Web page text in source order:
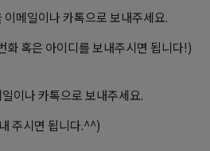
메일이나 카톡으로 보내주세요.
혹은 아이디를 보내주시면 됩니다!)
이나 카톡으로 보내주세요.
주시면 됩니다.^^)